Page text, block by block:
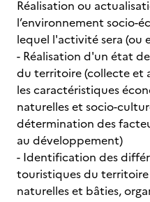
Réalisation ou
l’environnement socio-
lequel l'activité sera (ou
- Réalisation d'un état
du territoire (collecte et
les caractéristiques
naturelles et socio-
détermination des
au développement)
- Identification des
touristiques du territoire
naturelles et bâties,